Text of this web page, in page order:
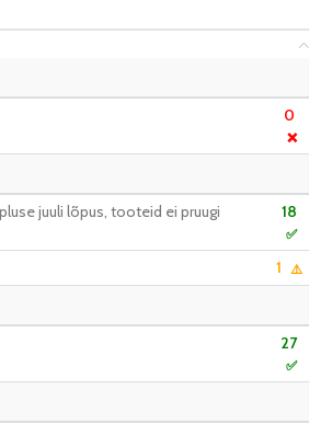
0
❌
juuli lõpus, tooteid ei pruugi
18
✅
1 ⚠️
27
✅